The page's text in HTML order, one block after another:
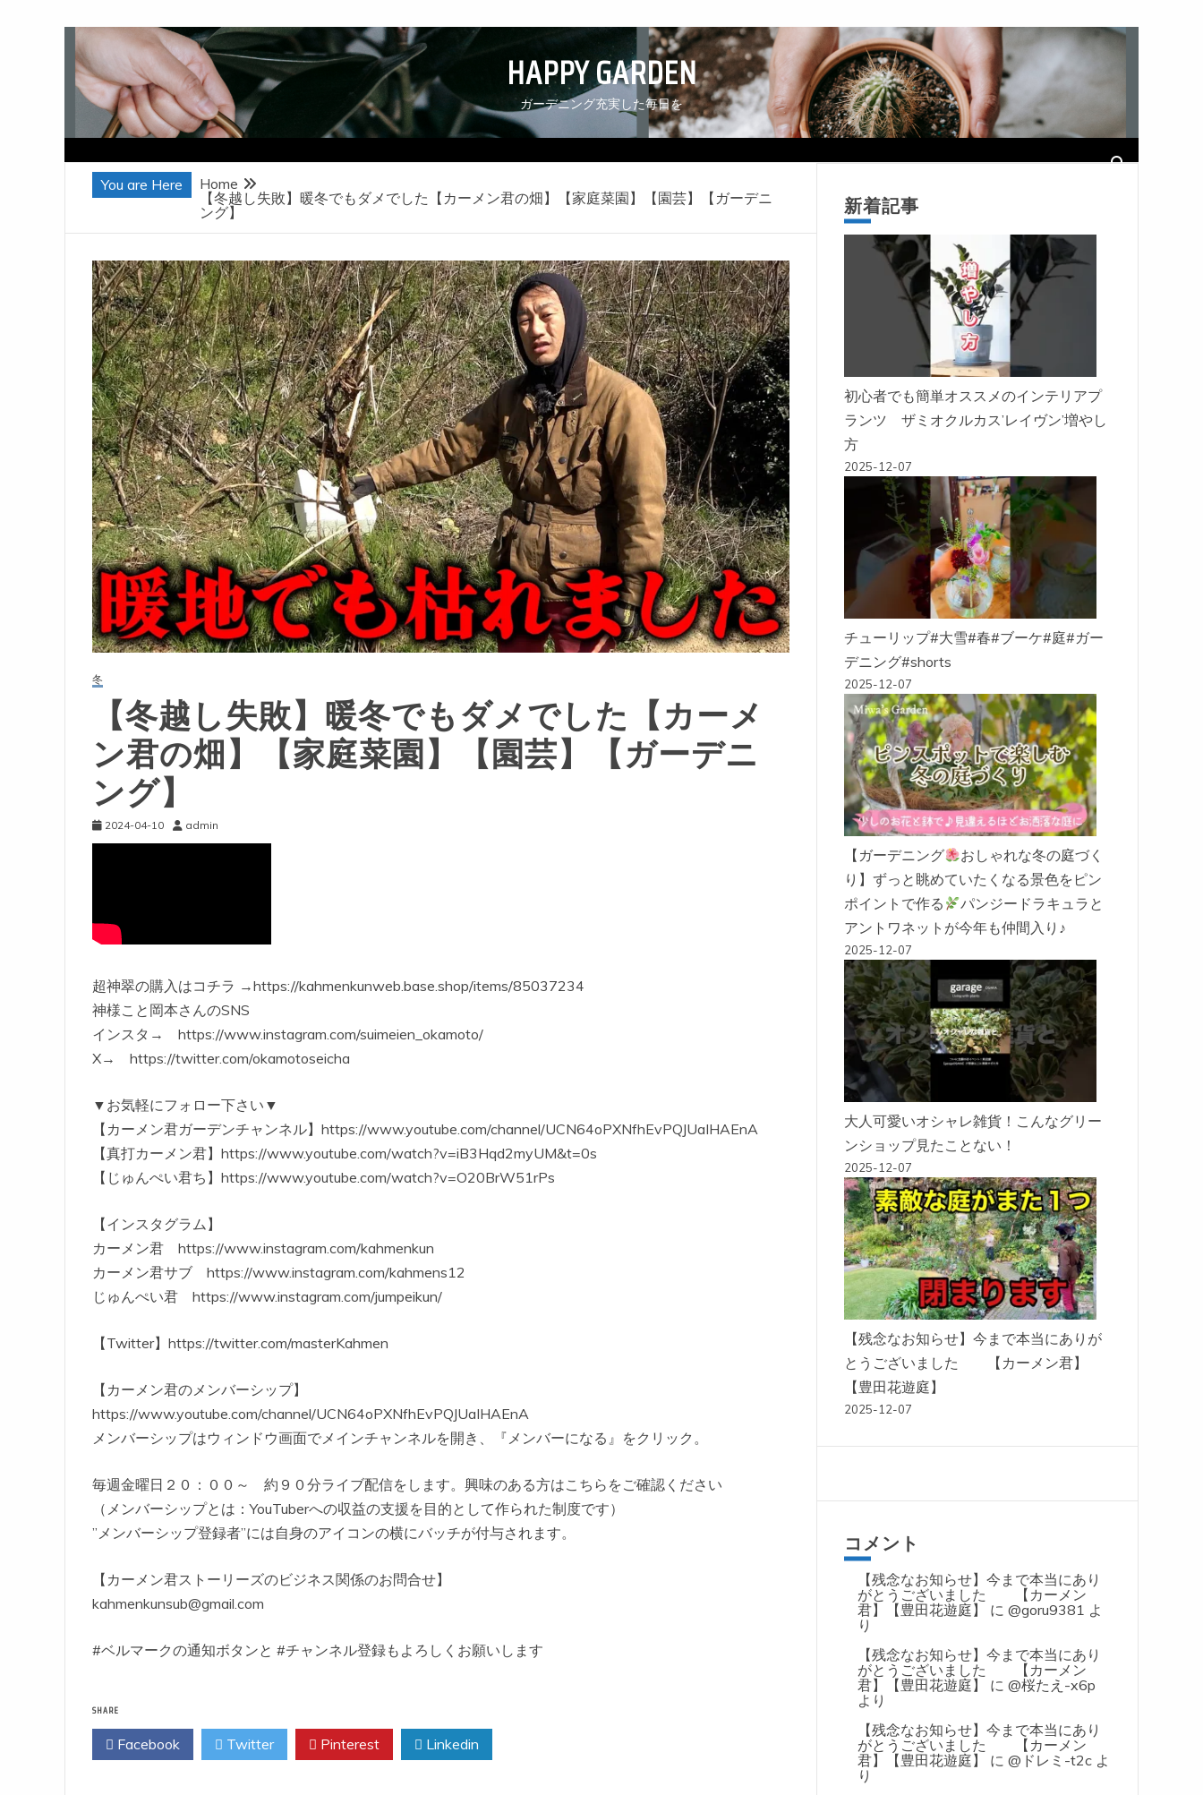
Skip
to
content
HAPPY GARDEN
ガーデニング充実した毎日を
You are Here
Home
【冬越し失敗】暖冬でもダメでした【カーメン君の畑】【家庭菜園】【園芸】【ガーデニ
ング】
冬
【冬越し失敗】暖冬でもダメでした【カーメ
ン君の畑】【家庭菜園】【園芸】【ガーデニ
ング】
2024-04-10 admin
超神翠の購入はコチラ →https://kahmenkunweb.base.shop/items/85037234
神様こと岡本さんのSNS
インスタ→ https://www.instagram.com/suimeien_okamoto/
X→ https://twitter.com/okamotoseicha
▼お気軽にフォロー下さい▼
【カーメン君ガーデンチャンネル】https://www.youtube.com/channel/UCN64oPXNfhEvPQJUaIHAEnA
【真打カーメン君】https://www.youtube.com/watch?v=iB3Hqd2myUM&t=0s
【じゅんぺい君ち】https://www.youtube.com/watch?v=O20BrW51rPs
【インスタグラム】
カーメン君 https://www.instagram.com/kahmenkun
カーメン君サブ https://www.instagram.com/kahmens12
じゅんぺい君 https://www.instagram.com/jumpeikun/
【Twitter】https://twitter.com/masterKahmen
【カーメン君のメンバーシップ】
https://www.youtube.com/channel/UCN64oPXNfhEvPQJUaIHAEnA
メンバーシップはウィンドウ画面でメインチャンネルを開き、『メンバーになる』をクリック。
毎週金曜日２０：００～ 約９０分ライブ配信をします。興味のある方はこちらをご確認ください
（メンバーシップとは：YouTuberへの収益の支援を目的として作られた制度です）
”メンバーシップ登録者”には自身のアイコンの横にバッチが付与されます。
【カーメン君ストーリーズのビジネス関係のお問合せ】
kahmenkunsub@gmail.com
#ベルマークの通知ボタンと #チャンネル登録もよろしくお願いします
SHARE
Facebook Twitter Pinterest Linkedin
新着記事
初心者でも簡単オススメのインテリアプ
ランツ ザミオクルカス’レイヴン’増やし
方
2025-12-07
チューリップ#大雪#春#ブーケ#庭#ガー
デニング#shorts
2025-12-07
【ガーデニング
おしゃれな冬の庭づく
り】ずっと眺めていたくなる景色をピン
ポイントで作る
パンジードラキュラと
アントワネットが今年も仲間入り♪
2025-12-07
大人可愛いオシャレ雑貨！こんなグリー
ンショップ見たことない！
2025-12-07
【残念なお知らせ】今まで本当にありが
とうございました 【カーメン君】
【豊田花遊庭】
2025-12-07
コメント
【残念なお知らせ】今まで本当にあり
がとうございました 【カーメン
君】【豊田花遊庭】
に @goru9381 よ
り
【残念なお知らせ】今まで本当にあり
がとうございました 【カーメン
君】【豊田花遊庭】
に @桜たえ-x6p
より
【残念なお知らせ】今まで本当にあり
がとうございました 【カーメン
君】【豊田花遊庭】
に @ドレミ-t2cよ
り